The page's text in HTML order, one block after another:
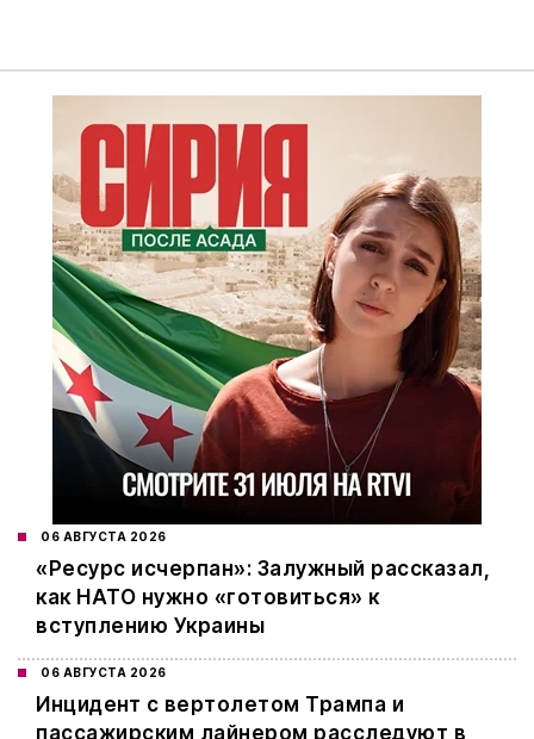
06 АВГУСТА 2026
«Ресурс исчерпан»: Залужный рассказал,
как НАТО нужно «готовиться» к
вступлению Украины
06 АВГУСТА 2026
Инцидент с вертолетом Трампа и
пассажирским лайнером расследуют в